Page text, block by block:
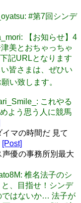
#第7回シンデ
【お知らせ】4
美とおちゃっちゃ
記URLとなります
皆さまは、ぜひい
い致します。
これやる
よう思う人に競馬
イマの時間だ 見て
[Post]
声優の事務所別最大
椎名法子のシ
、目指せ！シンデ
ではないか… 法子が